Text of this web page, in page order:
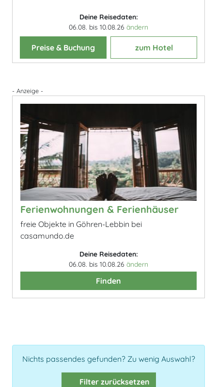
Deine Reisedaten:
06.08. bis 10.08.26 ändern
Preise & Buchung zum Hotel
- Anzeige -
Ferienwohnungen & Ferienhäuser
freie Objekte in Göhren-Lebbin bei
casamundo.de
Deine Reisedaten:
06.08. bis 10.08.26 ändern
Finden
Nichts passendes gefunden? Zu wenig Auswahl?
Filter zurücksetzen